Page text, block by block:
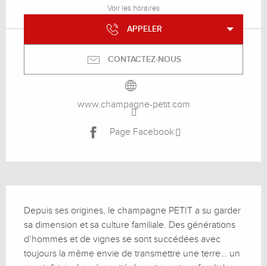
Voir les horaires
APPELER
CONTACTEZ-NOUS
www.champagne-petit.com
Page Facebook
Depuis ses origines, le champagne PETIT a su garder
sa dimension et sa culture familiale. Des générations
d’hommes et de vignes se sont succédées avec
toujours la même envie de transmettre une terre… un